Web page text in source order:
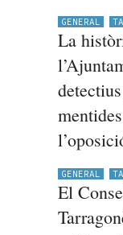
GENERAL
La
GENERAL
El